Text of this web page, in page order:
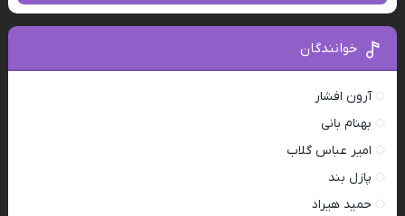
خوانندگان
آرون افشار
بهنام بانی
امیر عباس گلاب
پازل بند
حمید هیراد